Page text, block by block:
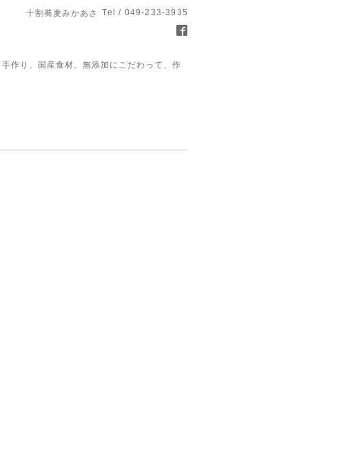
十割蕎麦みかあさ Tel / 049-233-3935
作り、国産食材、無添加にこだわって、作